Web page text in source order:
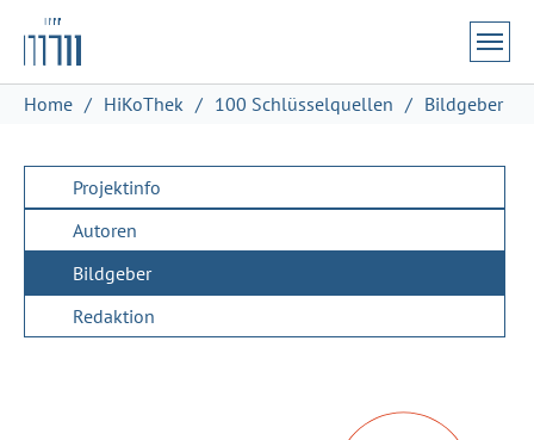
Zum Hauptinhalt springen
Skip to page footer
Sie sind hier:
Home HiKoThek 100 Schlüsselquellen Bildgeber
Projektinfo
Autoren
Bildgeber
Redaktion